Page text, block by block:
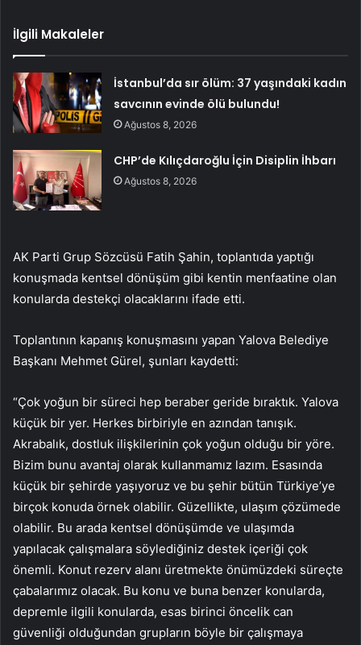
İlgili Makaleler
İstanbul’da sır ölüm: 37 yaşındaki kadın
savcının evinde ölü bulundu!
Ağustos 8, 2026
CHP’de Kılıçdaroğlu İçin Disiplin İhbarı
Ağustos 8, 2026
AK Parti Grup Sözcüsü Fatih Şahin, toplantıda yaptığı
konuşmada kentsel dönüşüm gibi kentin menfaatine olan
konularda destekçi olacaklarını ifade etti.
Toplantının kapanış konuşmasını yapan Yalova Belediye
Başkanı Mehmet Gürel, şunları kaydetti:
“Çok yoğun bir süreci hep beraber geride bıraktık. Yalova
küçük bir yer. Herkes birbiriyle en azından tanışık.
Akrabalık, dostluk ilişkilerinin çok yoğun olduğu bir yöre.
Bizim bunu avantaj olarak kullanmamız lazım. Esasında
küçük bir şehirde yaşıyoruz ve bu şehir bütün Türkiye’ye
birçok konuda örnek olabilir. Güzellikte, ulaşım çözümede
olabilir. Bu arada kentsel dönüşümde ve ulaşımda
yapılacak çalışmalara söylediğiniz destek içeriği çok
önemli. Konut rezerv alanı üretmekte önümüzdeki süreçte
çabalarımız olacak. Bu konu ve buna benzer konularda,
depremle ilgili konularda, esas birinci öncelik can
güvenliği olduğundan grupların böyle bir çalışmaya